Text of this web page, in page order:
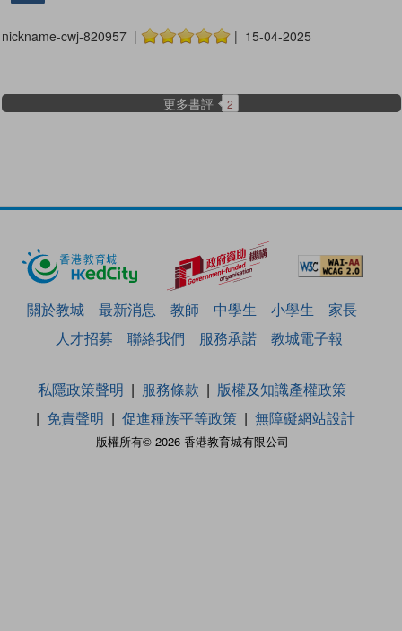
nickname-cwj-820957 | | 15-04-2025
更多書評 2
關於教城 最新消息 教師 中學生 小學生
家長
人才招募
聯絡我們 服務承諾 教城電子報
版權所有© 2026 香港教育城有限公司
私隱政策聲明 服務條款
版權及知識產權政策
免責聲明
促進種族平等政策 無障礙網站設計